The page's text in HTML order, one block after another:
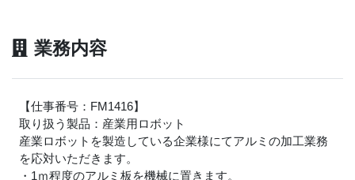
業務内容
【仕事番号：FM1416】
取り扱う製品：産業用ロボット
産業ロボットを製造している企業様にてアルミの加工業務
を応対いただきます。
・1ｍ程度のアルミ板を機械に置きます。